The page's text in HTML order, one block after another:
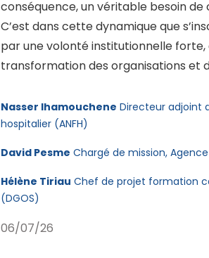
conséquence, un véritable besoin
C’est dans cette dynamique que
par une volonté institutionnelle
transformation des organisations et
Nasser Ihamouchene Directeur adjoint
hospitalier (ANFH)
David Pesme Chargé de mission,
Hélène Tiriau Chef de projet formation
(DGOS)
06/07/26